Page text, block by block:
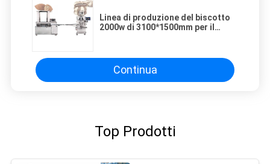
Linea di produzione del biscotto
2000w di 3100*1500mm per il
Continua
Top Prodotti